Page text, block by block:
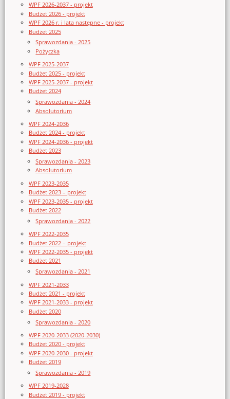
WPF 2026-2037 - projekt
Budżet 2026 - projekt
WPF 2026 r. i lata następne - projekt
Budżet 2025
Sprawozdania - 2025
Pożyczka
WPF 2025-2037
Budżet 2025 - projekt
WPF 2025-2037 - projekt
Budżet 2024
Sprawozdania - 2024
Absolutorium
WPF 2024-2036
Budżet 2024 - projekt
WPF 2024-2036 - projekt
Budżet 2023
Sprawozdania - 2023
Absolutorium
WPF 2023-2035
Budżet 2023 – projekt
WPF 2023-2035 - projekt
Budżet 2022
Sprawozdania - 2022
WPF 2022-2035
Budżet 2022 – projekt
WPF 2022-2035 - projekt
Budżet 2021
Sprawozdania - 2021
WPF 2021-2033
Budżet 2021 - projekt
WPF 2021-2033 - projekt
Budżet 2020
Sprawozdania - 2020
WPF 2020-2033 (2020-2030)
Budżet 2020 - projekt
WPF 2020-2030 - projekt
Budżet 2019
Sprawozdania - 2019
WPF 2019-2028
Budżet 2019 - projekt